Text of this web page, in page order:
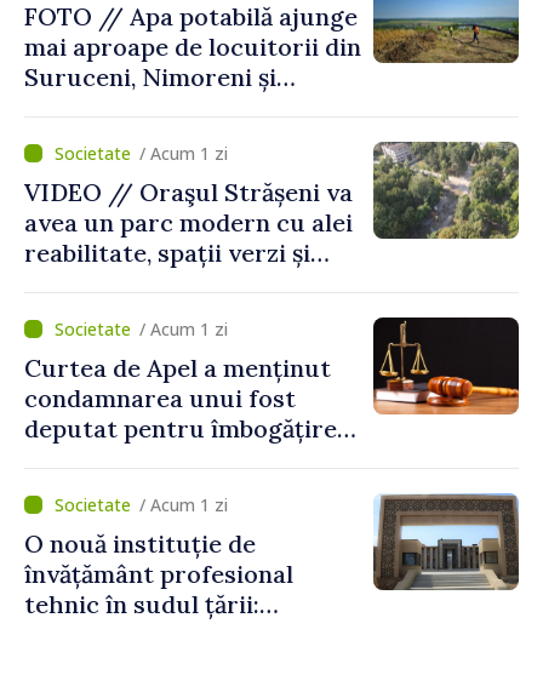
FOTO // Apa potabilă ajunge
mai aproape de locuitorii din
Suruceni, Nimoreni și
/ Acum 1 zi
VIDEO // Oraşul Strășeni va
avea un parc modern cu alei
reabilitate, spații verzi și
/ Acum 1 zi
Curtea de Apel a menținut
condamnarea unui fost
deputat pentru îmbogățire
statului peste 2,4 milioane
de lei
/ Acum 1 zi
O nouă instituție de
învățământ profesional
tehnic în sudul țării: